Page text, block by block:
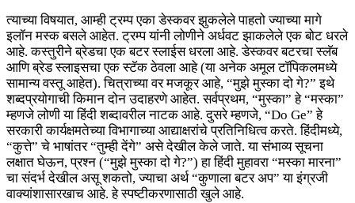
त्याच्या विषयात, आम्ही ट्रम्प एका डेस्कवर झुकलेले पाहतो ज्याच्या मागे
इलॉन मस्क बसले आहेत. ट्रम्प यांनी लोणीने अर्धवट झाकलेले एक बोट धरले
आहे. कस्तुरीने ब्रेडचा एक बटर स्लाईस धरला आहे. डेस्कवर बटरचा स्लॅब
आणि ब्रेड स्लाइसचा एक स्टॅक ठेवला आहे (या अनेक अमूल टॉपिकलमध्ये
सामान्य वस्तू आहेत). चित्राच्या वर मजकूर आहे, “मुझे मुस्का दो गे?” इथे
शब्दप्रयोगाची किमान दोन उदाहरणे आहेत. सर्वप्रथम, “मुस्का” हे “मस्का”
म्हणजे लोणी या हिंदी शब्दावरील नाटक आहे. दुसरे म्हणजे, “Do Ge” हे
सरकारी कार्यक्षमतेच्या विभागाच्या आद्याक्षरांचे प्रतिनिधित्व करते. हिंदीमध्ये,
“कुत्ते” चे भाषांतर “तुम्ही देंगे” असे देखील केले जाते. या संभाव्य सूचना
लक्षात घेऊन, प्रश्न (“मुझे मुस्का दो गे?”) हा हिंदी मुहावरा “मस्का मारना”
चा संदर्भ देखील असू शकतो, ज्याचा अर्थ “कुणाला बटर अप” या इंग्रजी
वाक्यांशासारखाच आहे. हे स्पष्टीकरणासाठी खुले आहे.